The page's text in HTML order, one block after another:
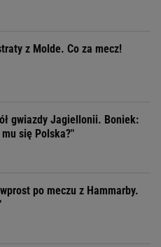
z Molde. Co za mecz!
gwiazdy Jagiellonii. Boniek:
się Polska?"
po meczu z Hammarby.